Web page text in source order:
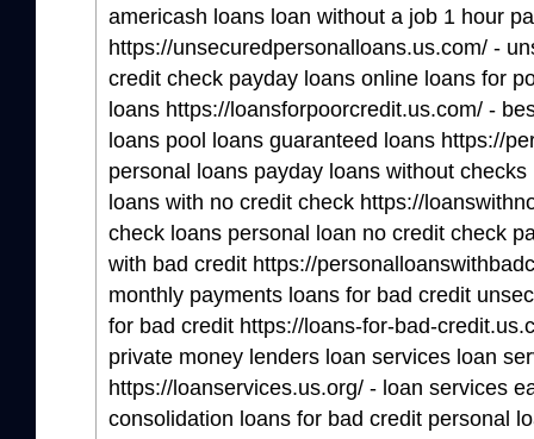
americash loans loan without a job 1 hour
https://unsecuredpersonalloans.us.com/ -
credit check payday loans online loans for
loans https://loansforpoorcredit.us.com/ -
loans pool loans guaranteed loans https://
personal loans payday loans without
loans with no credit check https://
check loans personal loan no credit check
with bad credit https://
monthly payments loans for bad credit
for bad credit https://loans-for-bad-
private money lenders loan services loan
https://loanservices.us.org/ - loan services
consolidation loans for bad credit personal